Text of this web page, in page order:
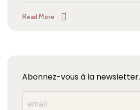
Read More
Abonnez-vous à la newsletter.